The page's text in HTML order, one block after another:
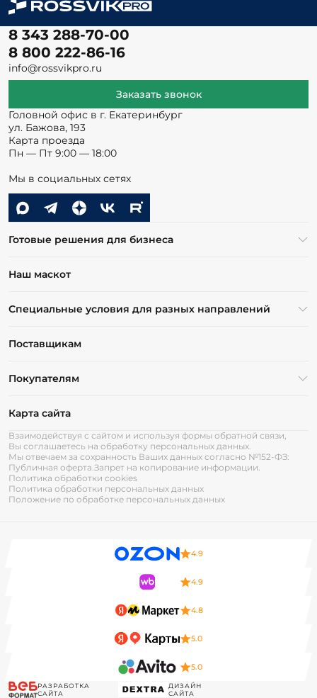
8 343 288-70-00
8 800 222-86-16
info@rossvikpro.ru
Заказать звонок
Головной офис в г. Екатеринбург
ул. Бажова, 193
Карта проезда
Пн — Пт 9:00 — 18:00
Мы в социальных сетях
Готовые решения для бизнеса
Наш маскот
Специальные условия для разных направлений
Поставщикам
Покупателям
Карта сайта
Взаимодействуя с сайтом и используя формы обратной связи,
Вы соглашаетесь на обработку персональных данных.
Мы отвечаем за сохранность Ваших данных согласно №152-ФЗ:
Публичная оферта.Запрет на копирование информации.
Политика обработки cookies
Политика обработки персональных данных
Положение по обработке персональных данных
4.9
4.9
4.8
5.0
5.0
РАЗРАБОТКА
САЙТА
ДИЗАЙН
САЙТА